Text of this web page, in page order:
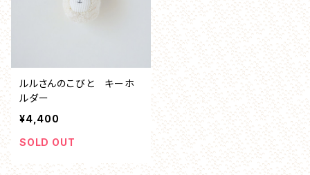
ルルさんのこびと キーホ
ルダー
¥4,400
SOLD OUT